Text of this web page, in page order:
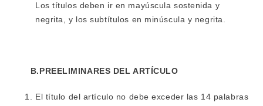
Los títulos deben ir en mayúscula sostenida y
negrita, y los subtítulos en minúscula y negrita.
B.PREELIMINARES DEL ARTÍCULO
El título del artículo no debe exceder las 14 palabras